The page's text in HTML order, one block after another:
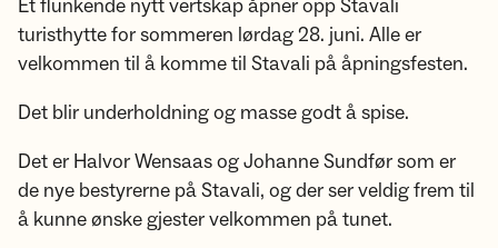
Et flunkende nytt vertskap åpner opp Stavali
turisthytte for sommeren lørdag 28. juni. Alle er
velkommen til å komme til Stavali på åpningsfesten.
Det blir underholdning og masse godt å spise.
Det er Halvor Wensaas og Johanne Sundfør som er
de nye bestyrerne på Stavali, og der ser veldig frem til
å kunne ønske gjester velkommen på tunet.